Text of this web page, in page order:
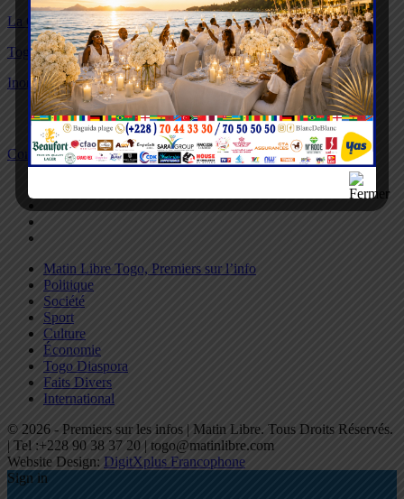
La Grande Retrouvaille des ressortissants de Kplélé Govié…
Togo : la carte professionnelle désormais obligatoire pour…
Inondations : le gouvernement débloque 1,14 milliard FCFA…
Contact
Matin Libre Togo, Premiers sur l’info
Politique
Société
Sport
Culture
Économie
Togo Diaspora
Faits Divers
International
© 2026 - Premiers sur les infos | Matin Libre. Tous Droits Réservés.
| Tel :+228 90 38 37 20 | togo@matinlibre.com
Website Design: DigitXplus Francophone
Sign in